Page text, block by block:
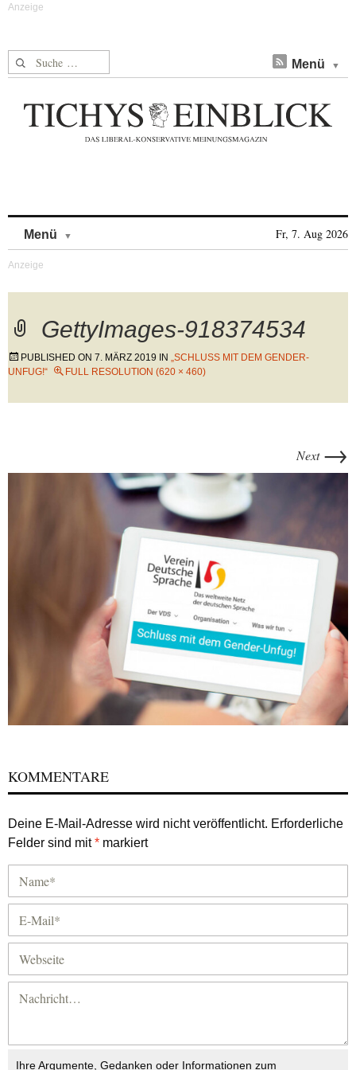
Suche nach: Menü
Menü Fr, 7. Aug 2026
GettyImages-918374534
PUBLISHED ON 7. MÄRZ 2019 IN „SCHLUSS MIT DEM GENDER-
UNFUG!“
FULL RESOLUTION (620 × 460)
Next →
KOMMENTARE
Deine E-Mail-Adresse wird nicht veröffentlicht. Erforderliche
Felder sind mit* markiert
Ihre Argumente, Gedanken oder Informationen zum